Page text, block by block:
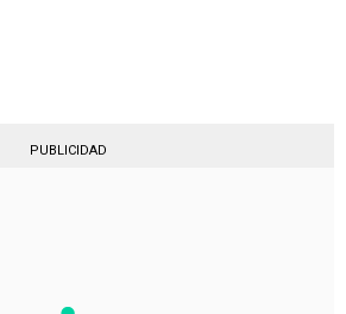
PUBLICIDAD